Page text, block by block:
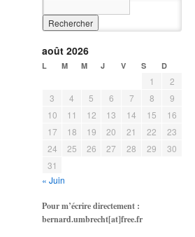
août 2026
L M M J V S D
1
2
3
4 5 6 7 8
9
10
11 12 13 14 15
16
17
18 19 20 21 22
23
24
25 26 27 28 29
30
31
« Juin
Pour m’écrire directement :
bernard.umbrecht[at]free.fr